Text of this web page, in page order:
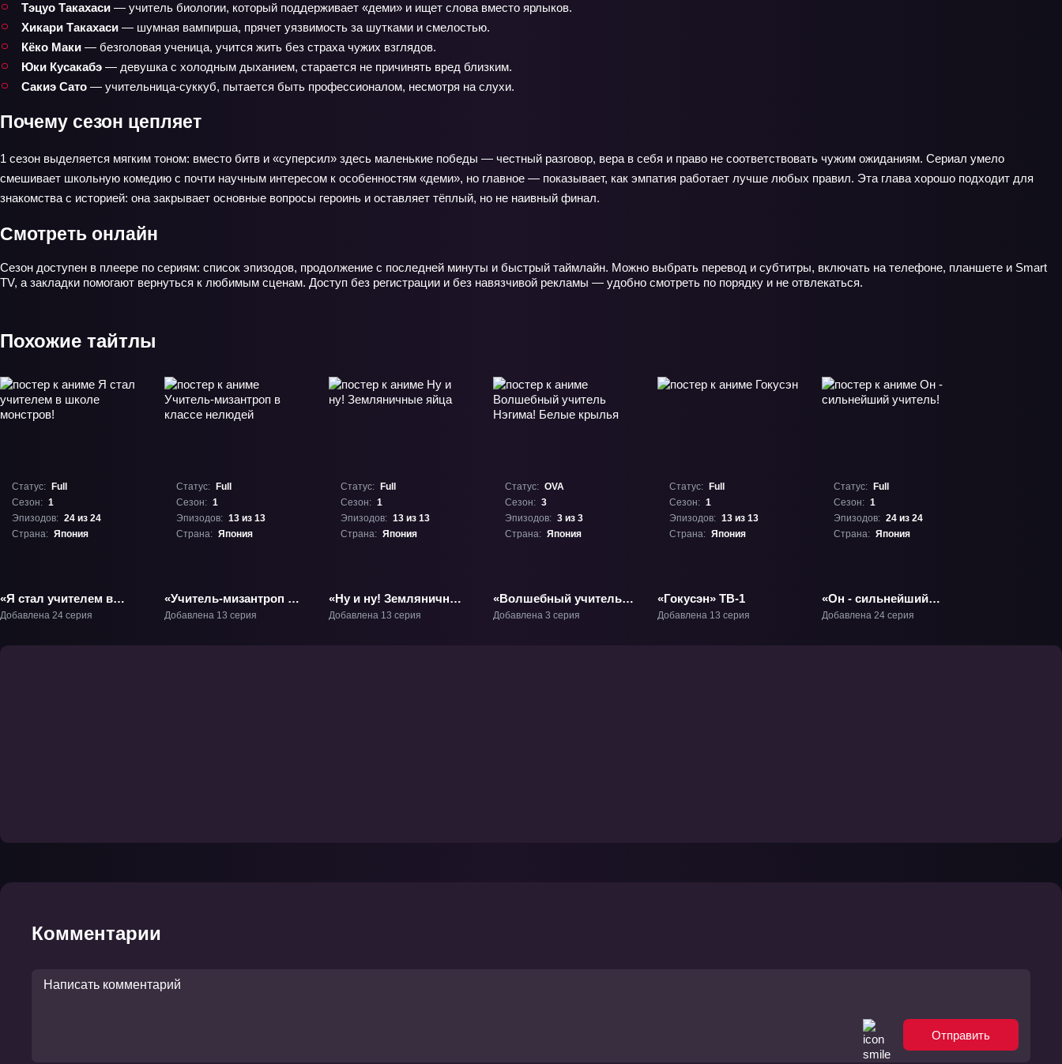
Тэцуо Такахаси — учитель биологии, который поддерживает «деми» и ищет слова вместо ярлыков.
Хикари Такахаси — шумная вампирша, прячет уязвимость за шутками и смелостью.
Кёко Маки — безголовая ученица, учится жить без страха чужих взглядов.
Юки Кусакабэ — девушка с холодным дыханием, старается не причинять вред близким.
Сакиэ Сато — учительница‑суккуб, пытается быть профессионалом, несмотря на слухи.
Почему сезон цепляет
1 сезон выделяется мягким тоном: вместо битв и «суперсил» здесь маленькие победы — честный разговор, вера в себя и право не соответствовать чужим ожиданиям. Сериал умело
смешивает школьную комедию с почти научным интересом к особенностям «деми», но главное — показывает, как эмпатия работает лучше любых правил. Эта глава хорошо подходит для
знакомства с историей: она закрывает основные вопросы героинь и оставляет тёплый, но не наивный финал.
Смотреть онлайн
Сезон доступен в плеере по сериям: список эпизодов, продолжение с последней минуты и быстрый таймлайн. Можно выбрать перевод и субтитры, включать на телефоне, планшете и Smart
TV, а закладки помогают вернуться к любимым сценам. Доступ без регистрации и без навязчивой рекламы — удобно смотреть по порядку и не отвлекаться.
Похожие тайтлы
Статус:
Full
Сезон: 1
Эпизодов: 24 из 24
Страна: Япония
«Я стал учителем в
школе монстров!» ТВ-1
Добавлена 24 серия
Статус:
Full
Сезон: 1
Эпизодов: 13 из 13
Страна: Япония
«Учитель-мизантроп в
классе нелюдей» ТВ-1
Добавлена 13 серия
Статус:
Full
Сезон: 1
Эпизодов: 13 из 13
Страна: Япония
«Ну и ну! Земляничные
яйца» ТВ-1
Добавлена 13 серия
Статус: OVA
Сезон: 3
Эпизодов: 3 из 3
Страна: Япония
«Волшебный учитель
Нэгима! Белые
Добавлена 3 серия
Статус:
Full
Сезон: 1
Эпизодов: 13 из 13
Страна: Япония
«Гокусэн» ТВ-1
Добавлена 13 серия
Статус:
Full
Сезон: 1
Эпизодов: 24 из 24
Страна: Япония
«Он - сильнейший
учитель!» ТВ-1
Добавлена 24 серия
Комментарии
Отправить